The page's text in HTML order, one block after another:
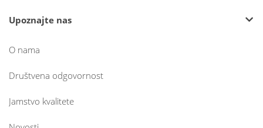
Upoznajte nas
O nama
Društvena odgovornost
Jamstvo kvalitete